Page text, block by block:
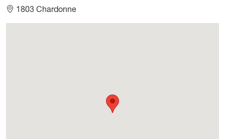
1803 Chardonne